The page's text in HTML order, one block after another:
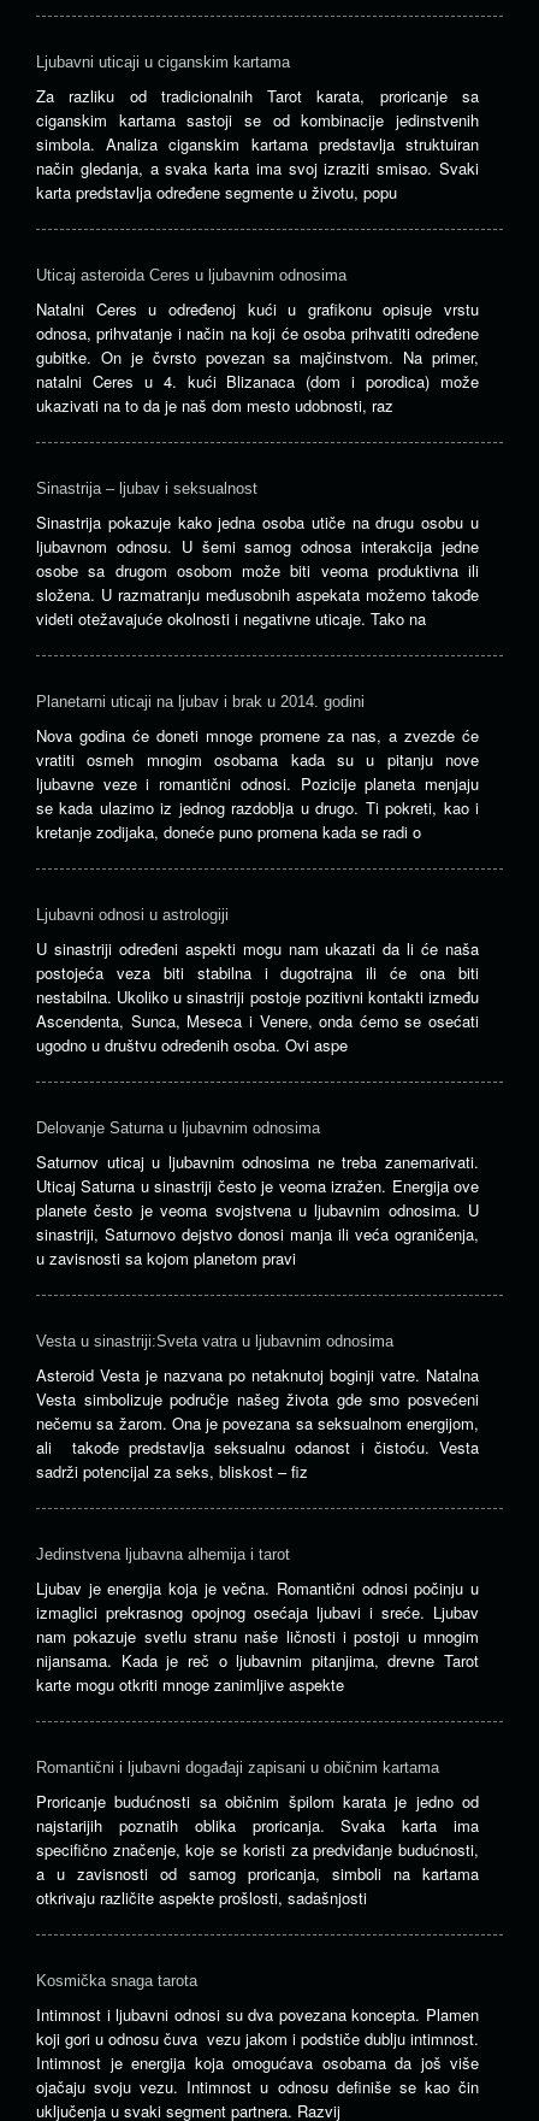
Ljubavni uticaji u ciganskim kartama
Za razliku od tradicionalnih Tarot karata, proricanje sa
ciganskim kartama sastoji se od kombinacije jedinstvenih
simbola. Analiza ciganskim kartama predstavlja struktuiran
način gledanja, a svaka karta ima svoj izraziti smisao. Svaki
karta predstavlja određene segmente u životu, popu
Uticaj asteroida Ceres u ljubavnim odnosima
Natalni Ceres u određenoj kući u grafikonu opisuje vrstu
odnosa, prihvatanje i način na koji će osoba prihvatiti određene
gubitke. On je čvrsto povezan sa majčinstvom. Na primer,
natalni Ceres u 4. kući Blizanaca (dom i porodica) može
ukazivati na to da je naš dom mesto udobnosti, raz
Sinastrija – ljubav i seksualnost
Sinastrija pokazuje kako jedna osoba utiče na drugu osobu u
ljubavnom odnosu. U šemi samog odnosa interakcija jedne
osobe sa drugom osobom može biti veoma produktivna ili
složena. U razmatranju međusobnih aspekata možemo takođe
videti otežavajuće okolnosti i negativne uticaje. Tako na
Planetarni uticaji na ljubav i brak u 2014. godini
Nova godina će doneti mnoge promene za nas, a zvezde će
vratiti osmeh mnogim osobama kada su u pitanju nove
ljubavne veze i romantični odnosi. Pozicije planeta menjaju
se kada ulazimo iz jednog razdoblja u drugo. Ti pokreti, kao i
kretanje zodijaka, doneće puno promena kada se radi o
Ljubavni odnosi u astrologiji
U sinastriji određeni aspekti mogu nam ukazati da li će naša
postojeća veza biti stabilna i dugotrajna ili će ona biti
nestabilna. Ukoliko u sinastriji postoje pozitivni kontakti između
Ascendenta, Sunca, Meseca i Venere, onda ćemo se osećati
ugodno u društvu određenih osoba. Ovi aspe
Delovanje Saturna u ljubavnim odnosima
Saturnov uticaj u ljubavnim odnosima ne treba zanemarivati.
Uticaj Saturna u sinastriji često je veoma izražen. Energija ove
planete često je veoma svojstvena u ljubavnim odnosima. U
sinastriji, Saturnovo dejstvo donosi manja ili veća ograničenja,
u zavisnosti sa kojom planetom pravi
Vesta u sinastriji:Sveta vatra u ljubavnim odnosima
Asteroid Vesta je nazvana po netaknutoj boginji vatre. Natalna
Vesta simbolizuje područje našeg života gde smo posvećeni
nečemu sa žarom. Ona je povezana sa seksualnom energijom,
ali takođe predstavlja seksualnu odanost i čistoću. Vesta
sadrži potencijal za seks, bliskost – fiz
Jedinstvena ljubavna alhemija i tarot
Ljubav je energija koja je večna. Romantični odnosi počinju u
izmaglici prekrasnog opojnog osećaja ljubavi i sreće. Ljubav
nam pokazuje svetlu stranu naše ličnosti i postoji u mnogim
nijansama. Kada je reč o ljubavnim pitanjima, drevne Tarot
karte mogu otkriti mnoge zanimljive aspekte
Romantični i ljubavni događaji zapisani u običnim kartama
Proricanje budućnosti sa običnim špilom karata je jedno od
najstarijih poznatih oblika proricanja. Svaka karta ima
specifično značenje, koje se koristi za predviđanje budućnosti,
a u zavisnosti od samog proricanja, simboli na kartama
otkrivaju različite aspekte prošlosti, sadašnjosti
Kosmička snaga tarota
Intimnost i ljubavni odnosi su dva povezana koncepta. Plamen
koji gori u odnosu čuva vezu jakom i podstiče dublju intimnost.
Intimnost je energija koja omogućava osobama da još više
ojačaju svoju vezu. Intimnost u odnosu definiše se kao čin
uključenja u svaki segment partnera. Razvij